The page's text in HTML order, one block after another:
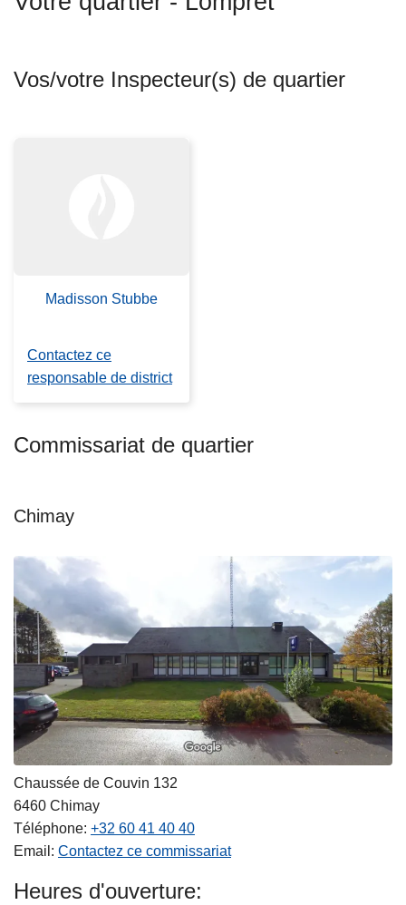
Vos/votre Inspecteur(s) de quartier
Madisson Stubbe
Contactez ce
responsable de district
Commissariat de quartier
Chimay
Chaussée de Couvin 132
6460 Chimay
Téléphone +32 60 41 40 40
Email
Contactez ce commissariat
Heures d'ouverture